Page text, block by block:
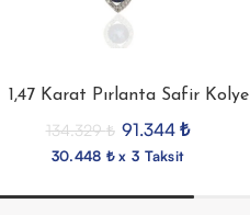
1,47 Karat Pırlanta Safir Kolye
134.329₺ 91.344 ₺
30.448 ₺ x 3 Taksit